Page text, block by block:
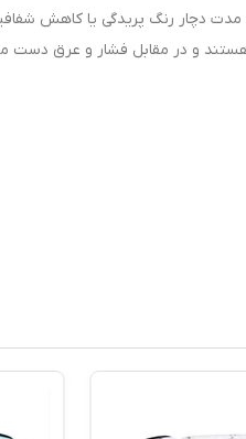
مدت دچار رنگ پریدگی یا کاهش
و در مقابل فشار و عرق دست